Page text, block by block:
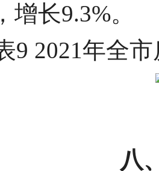
增长9.3%。
9 2021年全
八